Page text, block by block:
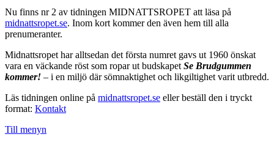
Nu finns nr 2 av tidningen MIDNATTSROPET att läsa på
midnattsropet.se. Inom kort kommer den även hem till alla
prenumeranter.
Midnattsropet har alltsedan det första numret gavs ut 1960 önskat
vara en väckande röst som ropar ut budskapet Se Brudgummen
kommer! – i en miljö där sömnaktighet och likgiltighet varit utbredd.
Läs tidningen online på midnattsropet.se eller beställ den i tryckt
format: Kontakt
Till menyn